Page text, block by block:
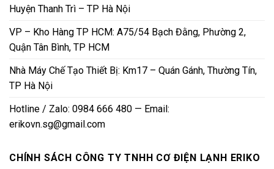
Huyện Thanh Trì – TP Hà Nội
VP – Kho Hàng TP HCM: A75/54 Bạch Đằng, Phường 2,
Quận Tân Bình, TP HCM
Nhà Máy Chế Tạo Thiết Bị: Km17 – Quán Gánh, Thường Tín,
TP Hà Nội
Hotline / Zalo: 0984 666 480 — Email:
erikovn.sg@gmail.com
CHÍNH SÁCH CÔNG TY TNHH CƠ ĐIỆN LẠNH ERIKO